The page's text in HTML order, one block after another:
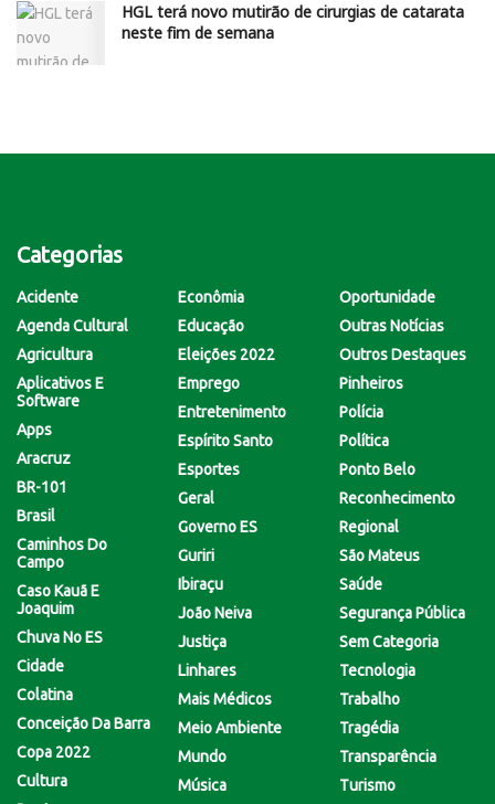
HGL terá novo mutirão de cirurgias de catarata
neste fim de semana
Categorias
Acidente
Agenda Cultural
Agricultura
Aplicativos E
Software
Apps
Aracruz
BR-101
Brasil
Caminhos Do
Campo
Caso Kauã E
Joaquim
Chuva No ES
Cidade
Colatina
Conceição Da Barra
Copa 2022
Cultura
Econômia
Educação
Eleições 2022
Emprego
Entretenimento
Espírito Santo
Esportes
Geral
Governo ES
Guriri
Ibiraçu
João Neiva
Justiça
Linhares
Mais Médicos
Meio Ambiente
Mundo
Música
Oportunidade
Outras Notícias
Outros Destaques
Pinheiros
Polícia
Política
Ponto Belo
Reconhecimento
Regional
São Mateus
Saúde
Segurança Pública
Sem Categoria
Tecnologia
Trabalho
Tragédia
Transparência
Turismo